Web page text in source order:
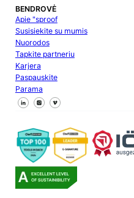
BENDROVĖ
Apie "sproof
Susisiekite su mumis
Nuorodos
Tapkite partneriu
Karjera
Paspauskite
Parama
Sekite mus "Facebook
Sekite mus X
Sekite mus "LinkedIn